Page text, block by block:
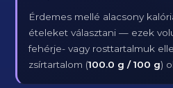
Érdemes mellé alacsony
ételeket választani — ezek
fehérje- vagy rosttartalmuk
zsírtartalom (100.0 g / 100 g)